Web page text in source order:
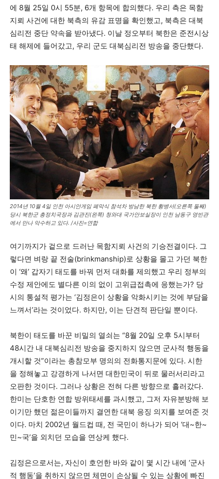
에 8월 25일 0시 55분, 6개 항목에 합의했다. 우리 측은 목함
지뢰 사건에 대한 북측의 유감 표명을 확인했고, 북측은 대북
심리전 중단 약속을 받아냈다. 이날 정오부터 북한은 준전시상
태 해제에 들어갔고, 우리 군도 대북심리전 방송을 중단했다.
2014년 10월 4일 인천 아시안게임 폐막식 참석차 방남한 북한 황병서(오른쪽 둘째)
당시 북한군 총정치국장과 김관진(왼쪽) 청와대 국가안보실장이 인천 남동구 영빈관
에서 만나 악수하고 있다. /사진=연합
여기까지가 겉으로 드러난 목함지뢰 사건의 기승전결이다. 그
렇다면 벼랑 끝 전술(brinkmanship)로 상황을 몰고 가던 북한
이 ‘왜’ 갑자기 태도를 바꿔 먼저 대화를 제의했고 우리 정부의
수정 제안에도 별다른 이의 없이 고위급접촉에 응했는가? 당
시의 통설적 평가는 ‘김정은이 상황을 악화시키는 것에 부담을
느껴서’라는 것이었다. 하지만, 이는 단견적 판단일 뿐이다.
북한이 태도를 바꾼 비밀의 열쇠는 “8월 20일 오후 5시부터
48시간 내 대북심리전 방송을 중지하지 않으면 군사적 행동을
개시할 것”이라는 총참모부 명의의 전화통지문에 있다. 시한
을 정해놓고 강경하게 나서면 대한민국이 뒤로 물러서리라고
오판한 것이다. 그러나 상황은 전혀 다른 방향으로 흘러갔다.
한미는 단호한 연합 방위태세를 과시했고, 그저 자유분방해 보
이기만 했던 젊은이들까지 결연한 대북 응징 의지를 보여준 것
이다. 마치 2002년 월드컵 때, 전 국민이 하나가 되어 ‘대~한~
민~국’을 외치던 모습을 연상케 했다.
김정은으로서는, 자신이 호언한 바와 같이 몇 시간 내에 ‘군사
적 행동’을 취하지 않으면 체면이 손상될 수 있는 상황에 빠진